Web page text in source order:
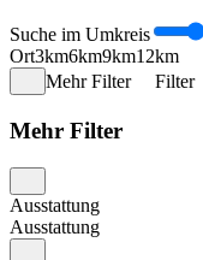
Suche im Umkreis
Ort3km6km9km12km
Mehr Filter
Filter
Mehr Filter
Ausstattung
Ausstattung